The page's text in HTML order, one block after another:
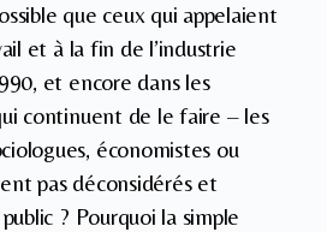
que ceux qui appelaient
et à la fin de l’industrie
et encore dans les
continuent de le faire – les
économistes ou
pas déconsidérés et
? Pourquoi la simple